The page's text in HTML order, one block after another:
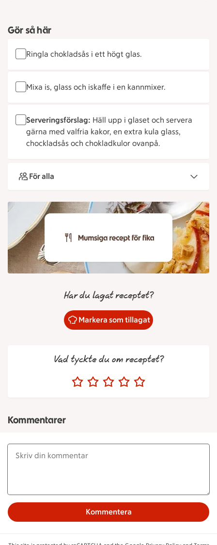
Gör så här
Ringla chokladsås i ett högt glas.
Mixa is, glass och iskaffe i en kannmixer.
Serveringsförslag: Häll upp i glaset och servera
gärna med valfria kakor, en extra kula glass,
chockladsås och chokladkulor ovanpå.
För alla
Har du lagat receptet?
Markera som tillagat
Vad tyckte du om receptet?
Kommentarer
Kommentera